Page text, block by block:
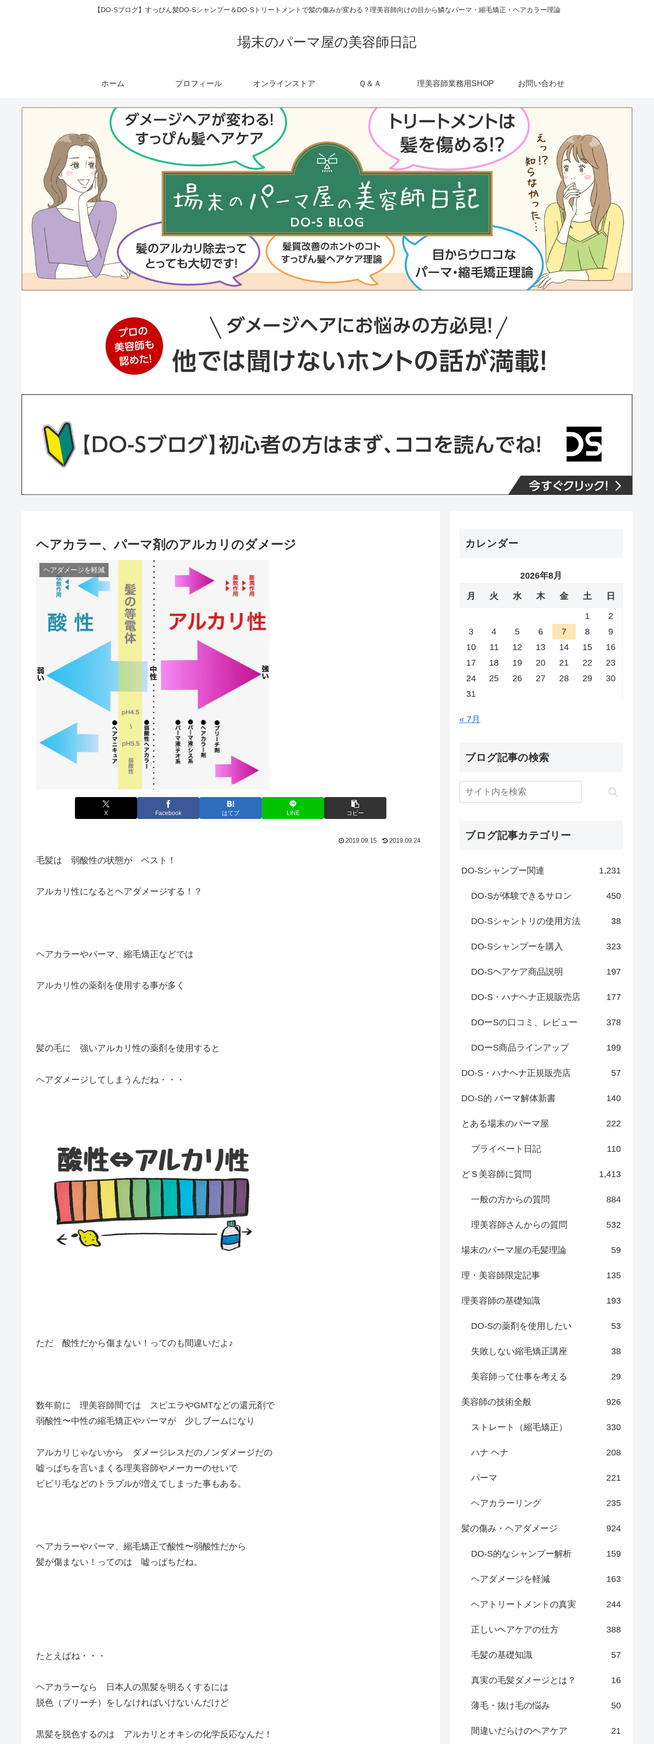
【DO-Sブログ】すっぴん髪DO-Sシャンプー＆DO-Sトリートメントで髪の傷みが変わる？理美容師向けの目から鱗なパーマ・縮毛矯正・ヘアカラー理論
場末のパーマ屋の美容師日記
ホーム プロフィール オンラインストア Ｑ＆Ａ 理美容師業務用SHOP お問い合わせ
ヘアカラー、パーマ剤のアルカリのダメージ
ヘアダメージを軽減
X Facebook はてブ LINE コピー
2019.09.15 2019.09.24
毛髪は 弱酸性の状態が ベスト！
アルカリ性になるとヘアダメージする！？
ヘアカラーやパーマ、縮毛矯正などでは
アルカリ性の薬剤を使用する事が多く
髪の毛に 強いアルカリ性の薬剤を使用すると
ヘアダメージしてしまうんだね・・・
ただ 酸性だから傷まない！ってのも間違いだよ♪
数年前に 理美容師間では スピエラやGMTなどの還元剤で
弱酸性〜中性の縮毛矯正やパーマが 少しブームになり
アルカリじゃないから ダメージレスだのノンダメージだの
嘘っぱちを言いまくる理美容師やメーカーのせいで
ビビリ毛などのトラブルが増えてしまった事もある。
ヘアカラーやパーマ、縮毛矯正で酸性〜弱酸性だから
髪が傷まない！ってのは 嘘っぱちだね。
たとえばね・・・
ヘアカラーなら 日本人の黒髪を明るくするには
脱色（ブリーチ）をしなければいけないんだけど
黒髪を脱色するのは アルカリとオキシの化学反応なんだ！
カレンダー
2026年8月
月 火 水 木 金 土 日
1
2
3
4 5 6 7 8
9
10
11 12 13 14 15
16
17
18 19 20 21 22
23
24
25 26 27 28 29
30
31
« 7月
ブログ記事の検索
ブログ記事カテゴリー
DO-Sシャンプー関連 1,231
DO-Sが体験できるサロン 450
DO-Sシャントリの使用方法 38
DO-Sシャンプーを購入 323
DO-Sヘアケア商品説明 197
DO-S・ハナヘナ正規販売店 177
DOーSの口コミ、レビュー 378
DOーS商品ラインアップ 199
DO-S・ハナヘナ正規販売店 57
DO-S的 パーマ解体新書 140
とある場末のパーマ屋 222
プライベート日記 110
どＳ美容師に質問 1,413
一般の方からの質問 884
理美容師さんからの質問 532
場末のパーマ屋の毛髪理論 59
理・美容師限定記事 135
理美容師の基礎知識 193
DO-Sの薬剤を使用したい 53
失敗しない縮毛矯正講座 38
美容師って仕事を考える 29
美容師の技術全般 926
ストレート（縮毛矯正） 330
ハナ ヘナ 208
パーマ 221
ヘアカラーリング 235
髪の傷み・ヘアダメージ 924
DO-S的なシャンプー解析 159
ヘアダメージを軽減 163
ヘアトリートメントの真実 244
正しいヘアケアの仕方 388
毛髪の基礎知識 57
真実の毛髪ダメージとは？ 16
薄毛・抜け毛の悩み 50
間違いだらけのヘアケア 21